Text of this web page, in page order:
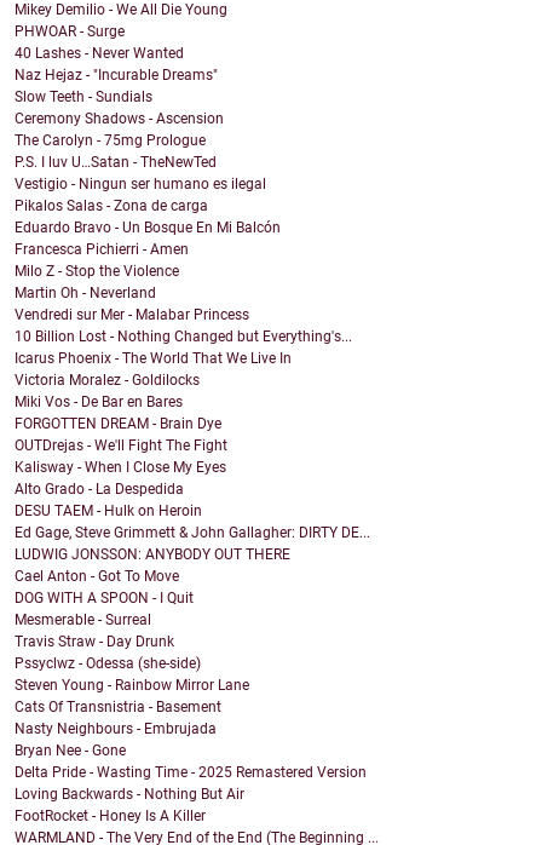
Mikey Demilio - We All Die Young
PHWOAR - Surge
40 Lashes - Never Wanted
Naz Hejaz - "Incurable Dreams"
Slow Teeth - Sundials
Ceremony Shadows - Ascension
The Carolyn - 75mg Prologue
P.S. I luv U…Satan - TheNewTed
Vestigio - Ningun ser humano es ilegal
Pikalos Salas - Zona de carga
Eduardo Bravo - Un Bosque En Mi Balcón
Francesca Pichierri - Amen
Milo Z - Stop the Violence
Martin Oh - Neverland
Vendredi sur Mer - Malabar Princess
10 Billion Lost - Nothing Changed but Everything's...
Icarus Phoenix - The World That We Live In
Victoria Moralez - Goldilocks
Miki Vos - De Bar en Bares
FORGOTTEN DREAM - Brain Dye
OUTDrejas - We'll Fight The Fight
Kalisway - When I Close My Eyes
Alto Grado - La Despedida
DESU TAEM - Hulk on Heroin
Ed Gage, Steve Grimmett & John Gallagher: DIRTY DE...
LUDWIG JONSSON: ANYBODY OUT THERE
Cael Anton - Got To Move
DOG WITH A SPOON - I Quit
Mesmerable - Surreal
Travis Straw - Day Drunk
Pssyclwz - Odessa (she-side)
Steven Young - Rainbow Mirror Lane
Cats Of Transnistria - Basement
Nasty Neighbours - Embrujada
Bryan Nee - Gone
Delta Pride - Wasting Time - 2025 Remastered Version
Loving Backwards - Nothing But Air
FootRocket - Honey Is A Killer
WARMLAND - The Very End of the End (The Beginning ...